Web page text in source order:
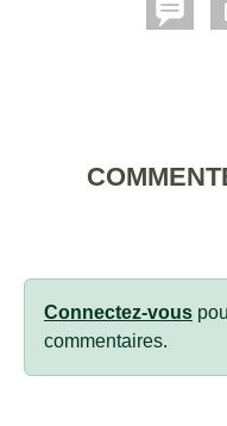
Connectez-vous
commentaires.